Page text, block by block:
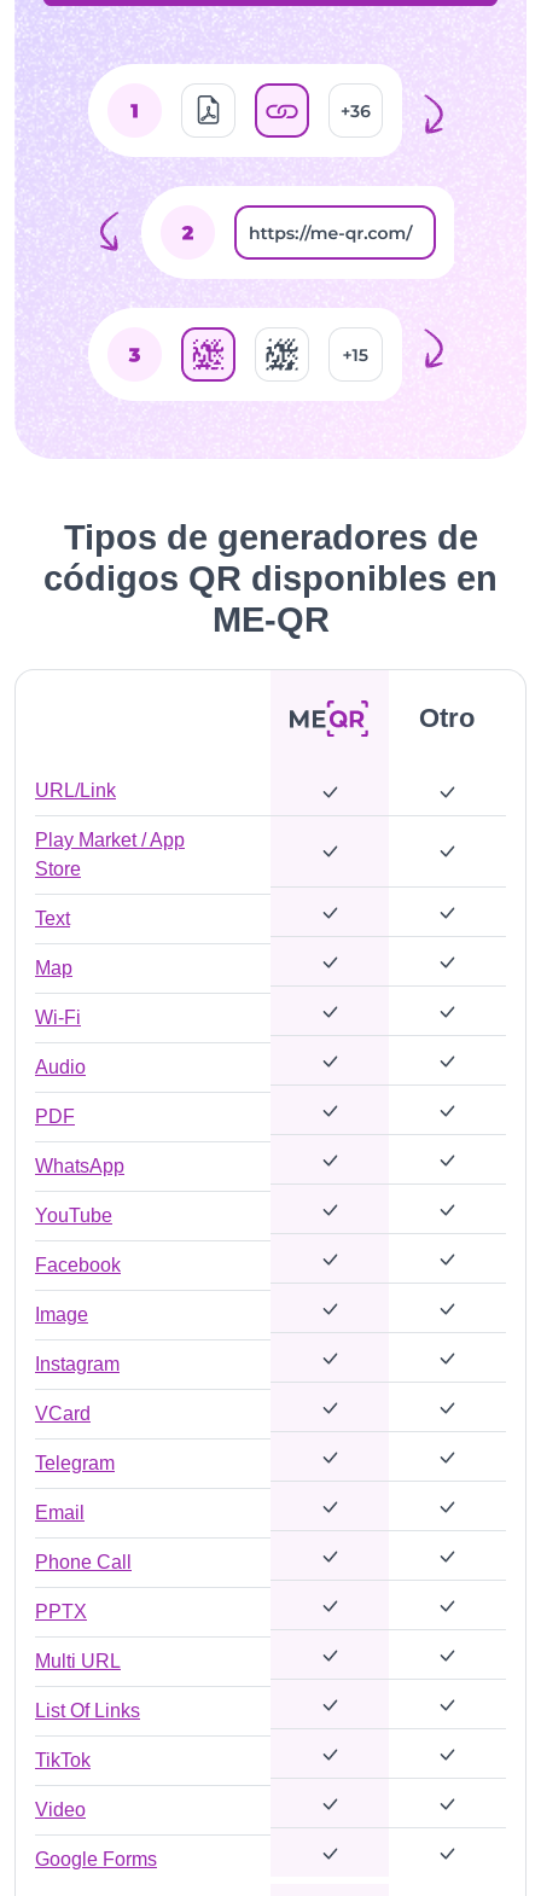
Tipos de generadores de
códigos QR disponibles en
ME-QR
Otro
URL/Link
Play Market / App
Store
Text
Map
Wi-Fi
Audio
PDF
WhatsApp
YouTube
Facebook
Image
Instagram
VCard
Telegram
Email
Phone Call
PPTX
Multi URL
List Of Links
TikTok
Video
Google Forms